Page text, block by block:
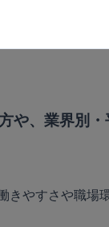
の特徴
ュリティ体制
や、業界別
きやすさや職場